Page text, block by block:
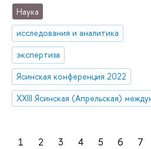
Наука
исследования и аналитика
экспертиза
Ясинская конференция 2022
1 2 3 4 5 6 7